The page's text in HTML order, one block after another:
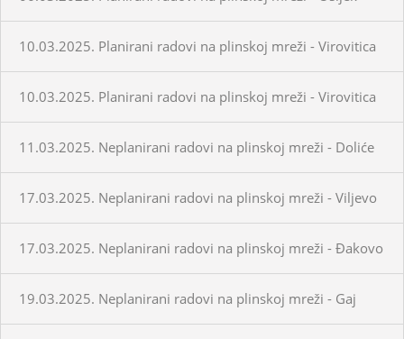
10.03.2025. Planirani radovi na plinskoj mreži - Virovitica
10.03.2025. Planirani radovi na plinskoj mreži - Virovitica
11.03.2025. Neplanirani radovi na plinskoj mreži - Doliće
17.03.2025. Neplanirani radovi na plinskoj mreži - Viljevo
17.03.2025. Neplanirani radovi na plinskoj mreži - Đakovo
19.03.2025. Neplanirani radovi na plinskoj mreži - Gaj